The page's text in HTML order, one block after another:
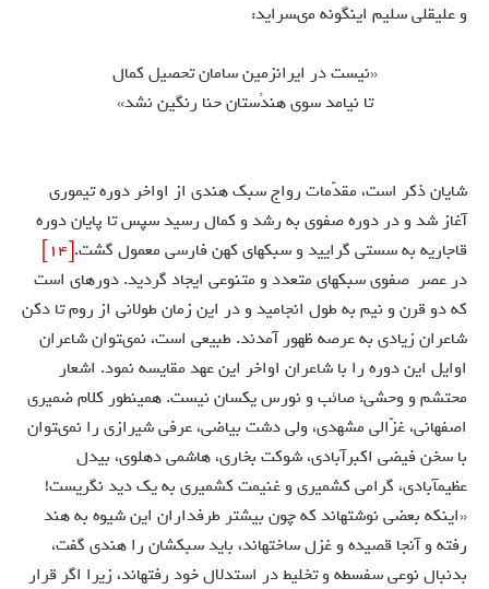
و عليقلى سليم اينگونه مى‏سرايد:
«نيست در ايران‏زمين سامان تحصيل كمال
تا نيامد سوى هندُستان حنا رنگين نشد»
شايان ذكر است، مقدّمات رواج سبك هندى از اواخر دوره تيمورى
آغاز شد و در دوره صفوى به رشد و كمال رسيد سپس تا پايان دوره
قاجاريه به سستى گراييد و سبكهاى كهن فارسى معمول گشت.[14]
در عصر صفوى سبكهاى متعدد و متنوعى ايجاد گرديد. دوره‏اى است
كه دو قرن و نيم به طول انجاميد و در اين زمان طولانى از روم تا دكن
شاعران زيادى به عرصه ظهور آمدند. طبيعى است، نمى‏توان شاعران
اوايل اين دوره را با شاعران اواخر اين عهد مقايسه نمود. اشعار
محتشم و وحشى؛ صائب و نورس يكسان نيست. همينطور كلام ضميرى
اصفهانى، غزّالى مشهدى، ولى دشت بياضى، عرفى شيرازى را نمى‏توان
با سخن فيضى اكبرآبادى، شوكت بخارى، هاشمى دهلوى، بيدل
عظيم‏آبادى، گرامى كشميرى و غنيمت كشميرى به يك ديد نگريست!
«اينكه بعضى نوشته‏اند كه چون بيشتر طرفداران اين شيوه به هند
رفته و آنجا قصيده و غزل ساخته‏اند، بايد سبكشان را هندى گفت،
بدنبال نوعى سفسطه و تخليط در استدلال خود رفته‏اند، زيرا اگر قرار